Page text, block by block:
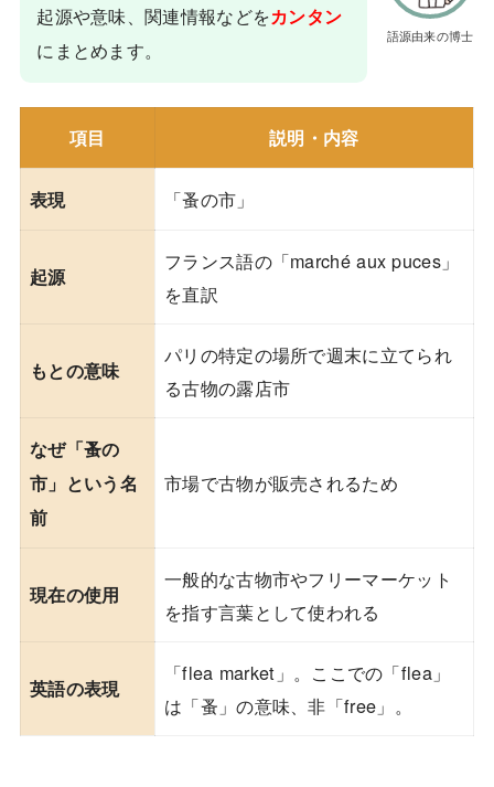
語源由来の博士
起源や意味、関連情報などをカンタン
にまとめます。
項目 説明・内容
表現 「蚤の市」
起源
フランス語の「marché aux puces」
を直訳
もとの意味
パリの特定の場所で週末に立てられ
る古物の露店市
なぜ「蚤の
市」という名
前
市場で古物が販売されるため
現在の使用
一般的な古物市やフリーマーケット
を指す言葉として使われる
英語の表現
「flea market」。ここでの「flea」
は「蚤」の意味、非「free」。